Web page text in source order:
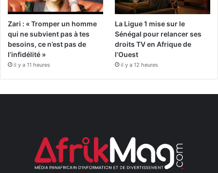
Zari : « Tromper un homme
qui ne subvient pas à tes
besoins, ce n’est pas de
l’infidélité »
il y a 11 heures
La Ligue 1 mise sur le
Sénégal pour relancer ses
droits TV en Afrique de
l’Ouest
il y a 12 heures